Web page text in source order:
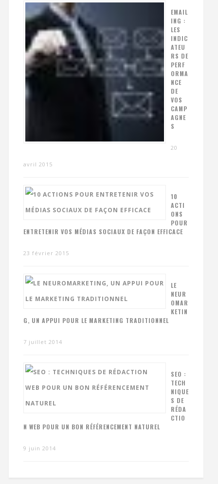
EMAIL
ING :
LES
INDIC
ATEU
RS DE
PERF
ORMA
NCE
DE
VOS
CAMP
AGNE
S
20
avril 2015
10
ACTI
ONS
POUR
ENTRETENIR VOS MÉDIAS SOCIAUX DE FAÇON EFFICACE
23 février 2015
LE
NEUR
OMAR
KETIN
G, UN APPUI POUR LE MARKETING TRADITIONNEL
7 juillet 2014
SEO :
TECH
NIQUE
S DE
RÉDA
CTIO
N WEB POUR UN BON RÉFÉRENCEMENT NATUREL
9 juin 2014